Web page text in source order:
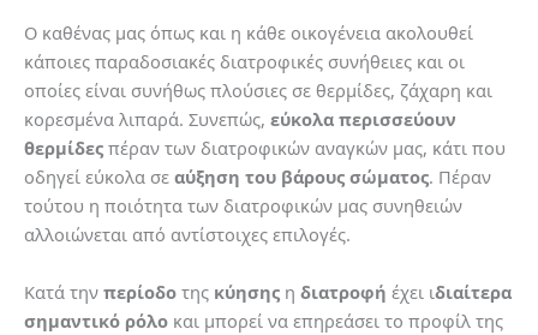
Ο καθένας μας όπως και η κάθε οικογένεια ακολουθεί
κάποιες παραδοσιακές διατροφικές συνήθειες και οι
οποίες είναι συνήθως πλούσιες σε θερμίδες, ζάχαρη και
κορεσμένα λιπαρά. Συνεπώς, εύκολα περισσεύουν
θερμίδες πέραν των διατροφικών αναγκών μας, κάτι που
οδηγεί εύκολα σε αύξηση του βάρους σώματος. Πέραν
τούτου η ποιότητα των διατροφικών μας συνηθειών
αλλοιώνεται από αντίστοιχες επιλογές.
Κατά την περίοδο της κύησης η διατροφή έχει ιδιαίτερα
σημαντικό ρόλο και μπορεί να επηρεάσει το προφίλ της